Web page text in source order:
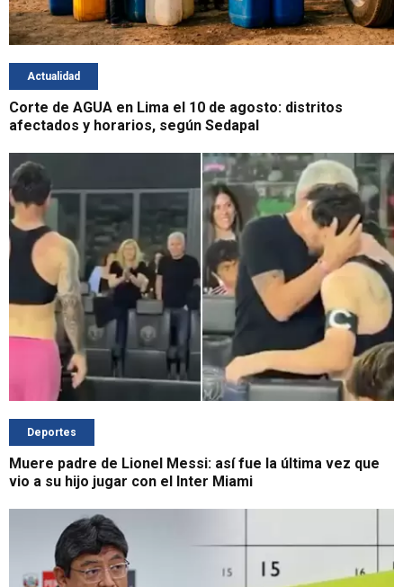
Actualidad
Corte de AGUA en Lima el 10 de agosto: distritos
afectados y horarios, según Sedapal
Deportes
Muere padre de Lionel Messi: así fue la última vez que
vio a su hijo jugar con el Inter Miami